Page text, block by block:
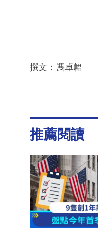
撰文：馮卓韞
推薦閱讀